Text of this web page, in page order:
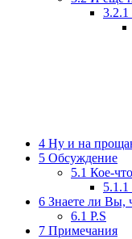
3.2.1
4 Ну и на
5 Обсуждение
5.1 Кое-
5.1.1
6 Знаете ли Вы,
6.1 P.S
7 Примечания